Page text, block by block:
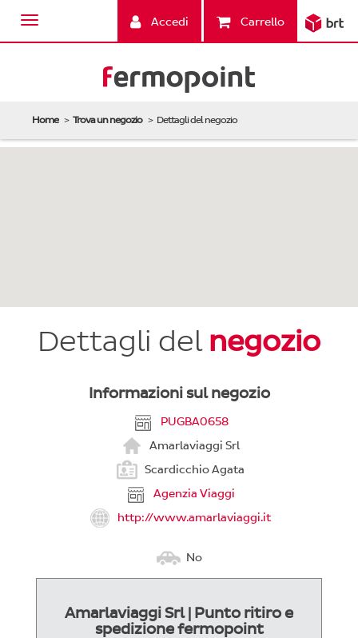
Accedi Carrello
Home Trova un negozio Dettagli del negozio
Dettagli del negozio
Informazioni sul negozio
PUGBA0658
Amarlaviaggi Srl
Scardicchio Agata
Agenzia Viaggi
http://www.amarlaviaggi.it
No
Amarlaviaggi Srl | Punto ritiro e
spedizione fermopoint